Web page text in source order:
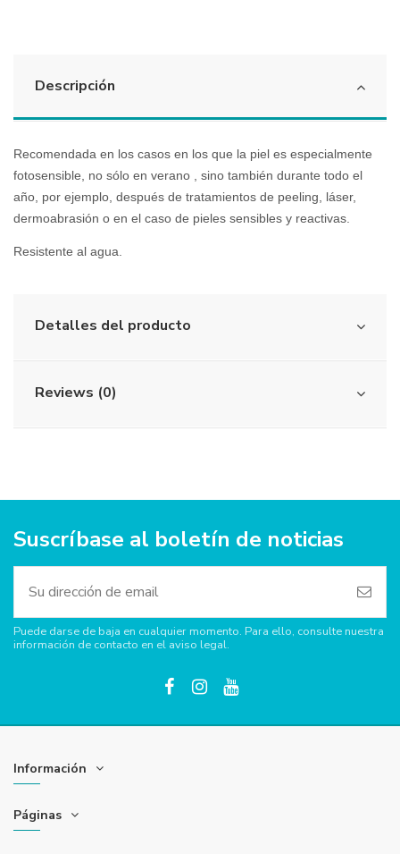
Descripción
Recomendada en los casos en los que la piel es especialmente
fotosensible, no sólo en verano , sino también durante todo el
año, por ejemplo, después de tratamientos de peeling, láser,
dermoabrasión o en el caso de pieles sensibles y reactivas.
Resistente al agua.
Detalles del producto
Reviews (0)
Suscríbase al boletín de noticias
Puede darse de baja en cualquier momento. Para ello, consulte nuestra
información de contacto en el aviso legal.
Información
Páginas